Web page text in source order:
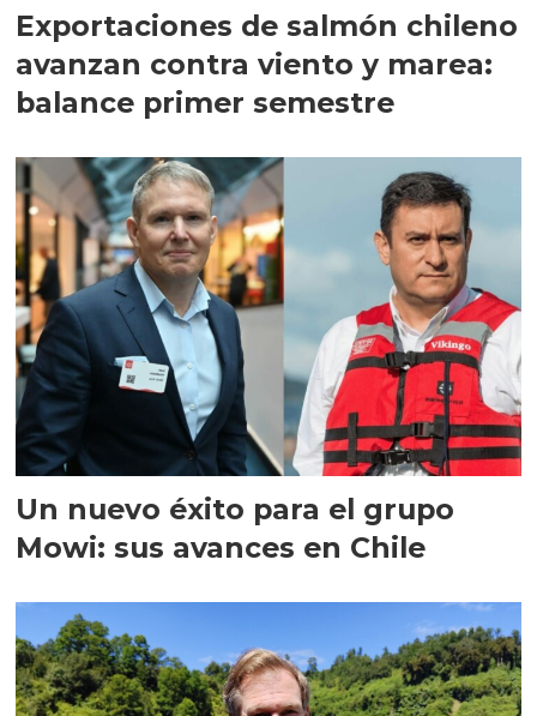
Exportaciones de salmón chileno
avanzan contra viento y marea:
balance primer semestre
Un nuevo éxito para el grupo
Mowi: sus avances en Chile